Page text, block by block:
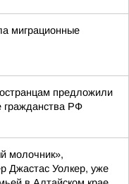
миграционные
предложили
гражданства РФ
молочник»,
Джастас Уолкер, уже